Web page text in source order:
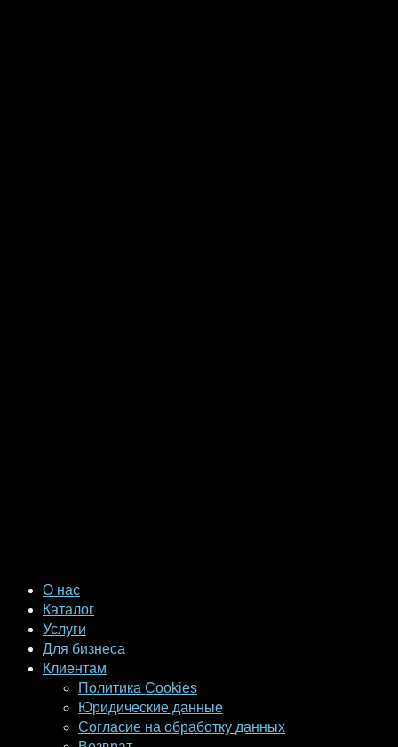
О нас
Каталог
Услуги
Для бизнеса
Клиентам
Политика Cookies
Юридические данные
Согласие на обработку данных